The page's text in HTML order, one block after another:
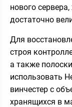
нового
достаточно
Для
строя
а также
использовать
винчестер с
хранящихся в